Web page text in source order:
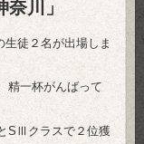
奈川」
徒２名が出場しま
精一杯がんばって
SⅢクラスで２位獲